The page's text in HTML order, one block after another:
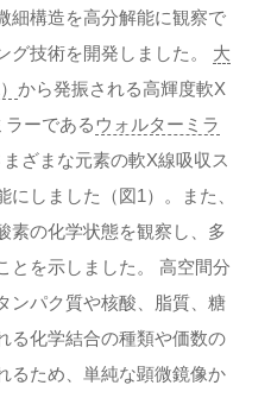
細構造を高分解能に観察で
グ技術を開発しました。 大
から発振される高輝度軟X
ーであるウォルターミラ
ざまな元素の軟X線吸収ス
しました（図1）。また、
素の化学状態を観察し、多
とを示しました。 高空間分
ンパク質や核酸、脂質、糖
る化学結合の種類や価数の
るため、単純な顕微鏡像か